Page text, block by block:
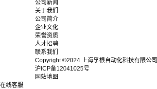
公司新闻
关于我们
公司简介
企业文化
荣誉资质
人才招聘
联系我们
Copyright ©2024 上海孚根自动化科技有限公司
沪ICP备12041025号
网站地图
在线客服